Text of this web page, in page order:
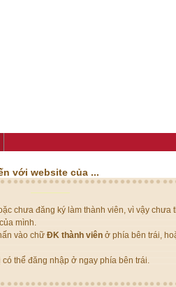
với website của ...
chưa đăng ký làm thành viên, vì vậy chưa
mình.
vào chữ ĐK thành viên ở phía bên trái,
có thể đăng nhập ở ngay phía bên trái.